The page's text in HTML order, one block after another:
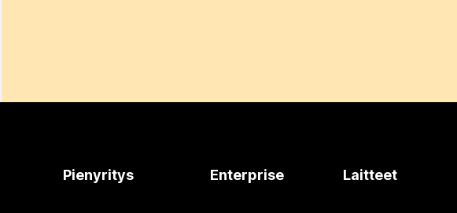
Pienyritys Enterprise Laitteet